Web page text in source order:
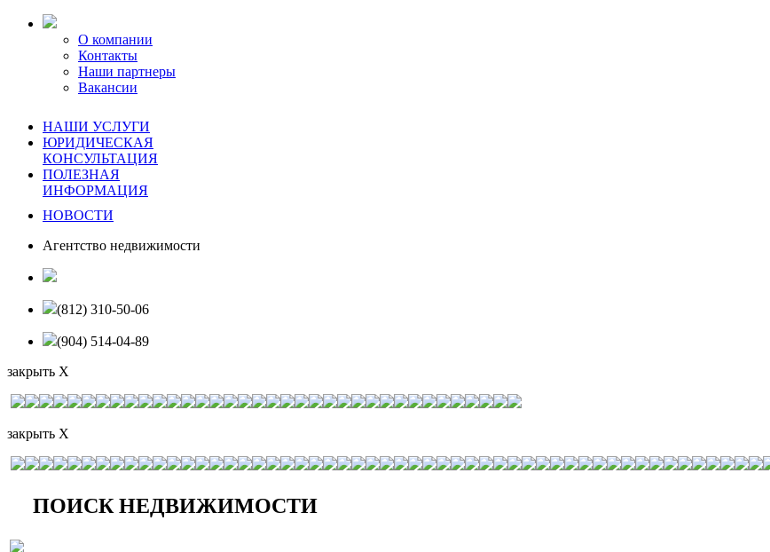
О компании
Контакты
Наши партнеры
Вакансии
НАШИ УСЛУГИ
ЮРИДИЧЕСКАЯ
КОНСУЛЬТАЦИЯ
ПОЛЕЗНАЯ
ИНФОРМАЦИЯ
НОВОСТИ
Агентство недвижимости
(812) 310-50-06
(904) 514-04-89
закрыть X
закрыть X
ПОИСК НЕДВИЖИМОСТИ